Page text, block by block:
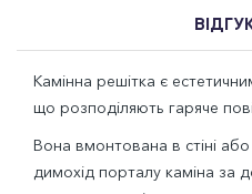
Камінна решітка є
що розподіляють гаряче
Вона вмонтована в стіні
димохід порталу каміна за